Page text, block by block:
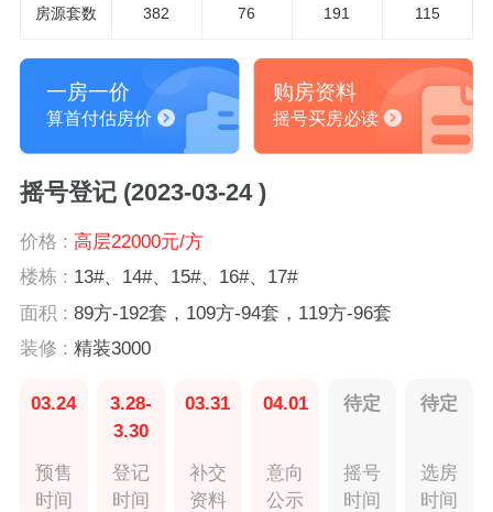
房源套数 382 76 191 115
一房一价
算首付估房价
购房资料
摇号买房必读
摇号登记 (2023-03-24 )
价格 : 高层22000元/方
楼栋 : 13#、14#、15#、16#、17#
面积 : 89方-192套，109方-94套，119方-96套
装修 : 精装3000
03.24
预售
时间
3.28-
3.30
登记
时间
03.31
补交
资料
04.01
意向
公示
待定
摇号
时间
待定
选房
时间